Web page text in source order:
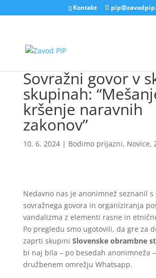
Kontakt
Sovražni govor v
skupinah:
kršenje naravnih
zakonov”
10. 6. 2024| Bodimo prijazni, Novice,
Nedavno nas je anonimnež seznanil
sovražnega govora in organiziranja
vandalizma z elementi rasne in
Po pregledu smo ugotovili, da gre za
zaprti skupini Slovenske obrambne
bi naj bila – po besedah anonimneža
družbenem omrežju Whatsapp.